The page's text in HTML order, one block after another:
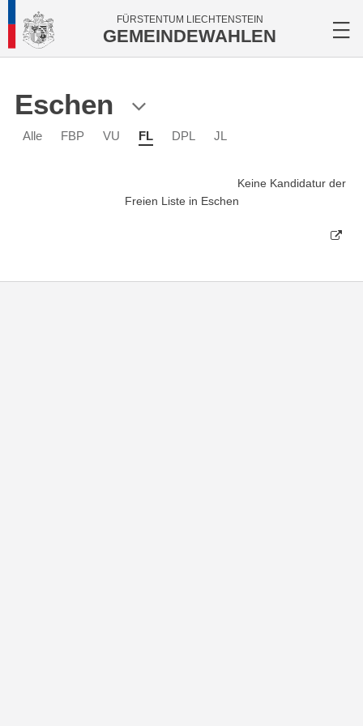
FÜRSTENTUM LIECHTENSTEIN
GEMEINDEWAHLEN
Eschen
Alle FBP VU FL DPL JL
Keine Kandidatur der
Freien Liste in Eschen